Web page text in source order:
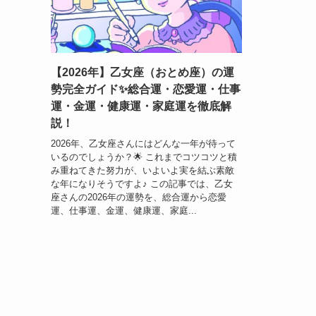
【2026年】乙女座（おとめ座）の運
勢完全ガイド✨総合運・恋愛運・仕事
運・金運・健康運・家庭運を徹底解
説！
2026年、乙女座さんにはどんな一年が待って
いるのでしょうか？🌟 これまでコツコツと積
み重ねてきた努力が、いよいよ実を結ぶ素敵
な年になりそうですよ♪ この記事では、乙女
座さんの2026年の運勢を、総合運から恋愛
運、仕事運、金運、健康運、家庭...